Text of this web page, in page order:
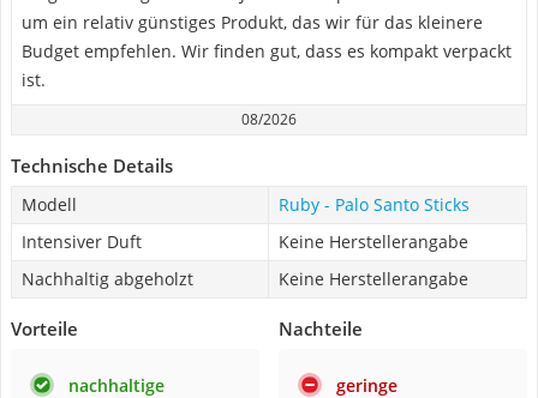
um ein relativ günstiges Produkt, das wir für das kleinere
Budget empfehlen. Wir finden gut, dass es kompakt verpackt
ist.
08/2026
Technische Details
Modell
Ruby - Palo Santo Sticks
Intensiver Duft
Keine Herstellerangabe
Nachhaltig abgeholzt
Keine Herstellerangabe
Vorteile
nachhaltige
Nachteile
geringe